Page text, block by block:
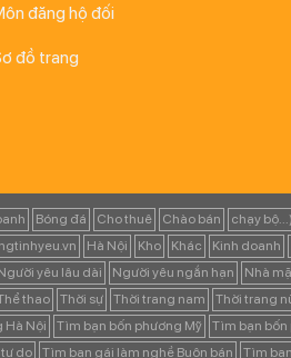
đăng hộ đối
đồ trang
Bóng đá Cho thuê Chào bán chạy bộ...)
Hà Nội Kho Khác Kinh doanh
yêu lâu dài Người yêu ngắn hạn Nhà
thao Thời sự Thời trang nam Thời trang
Hà Nội Tìm bạn bốn phương Mỹ Tìm bạn bốn
do Tìm bạn gái làm nghề Buôn bán Tìm